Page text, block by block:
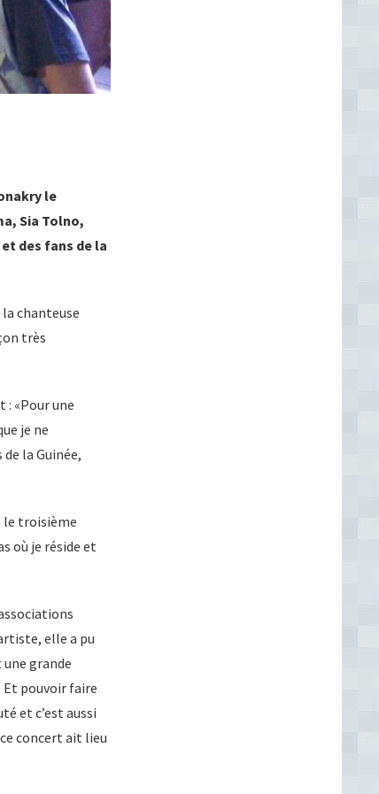
le
Sia Tolno,
des fans de la
chanteuse
très
: «Pour une
je ne
de la Guinée,
le troisième
où je réside et
elle a pu
grande
Et pouvoir faire
et c’est aussi
concert ait lieu